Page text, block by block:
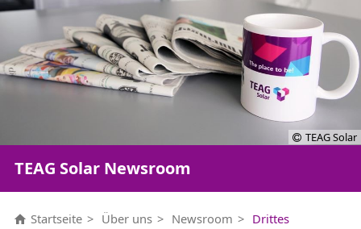
TEAG Solar
TEAG Solar Newsroom
Startseite Über uns Newsroom
Drittes